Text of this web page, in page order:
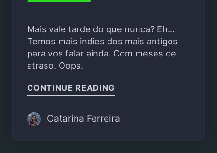
Mais vale tarde do que nunca? Eh…
Temos mais indies dos mais antigos
para vos falar ainda. Com meses de
atraso. Oops.
CONTINUE READING
Catarina Ferreira